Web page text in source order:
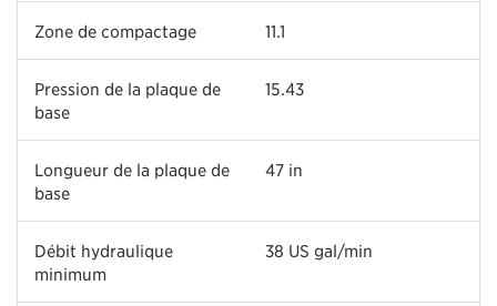
Zone de compactage 11.1
Pression de la plaque de
base
15.43
Longueur de la plaque de
base
47 in
Débit hydraulique
minimum
38 US gal/min